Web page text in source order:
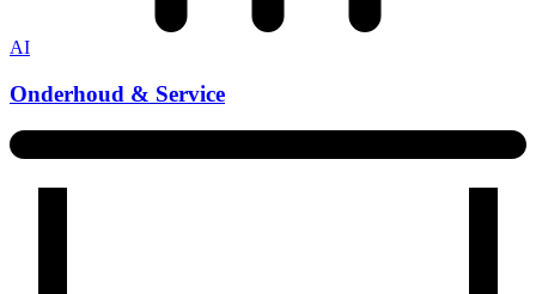
AI
Onderhoud & Service